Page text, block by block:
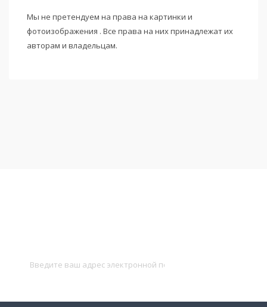
Мы не претендуем на права на картинки и
фотоизображения . Все права на них принадлежат их
авторам и владельцам.